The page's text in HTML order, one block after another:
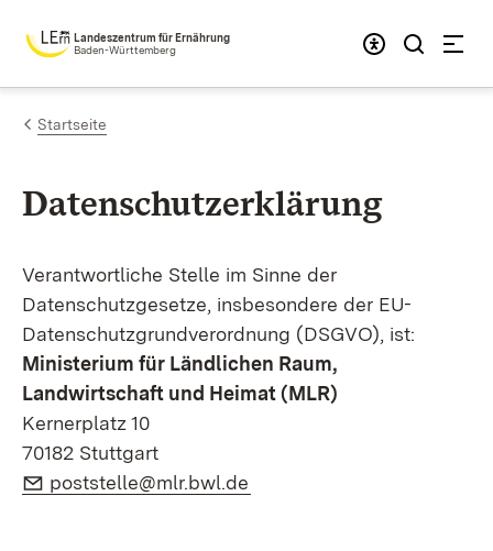
Zum Inhalt springen
Landeszentrum für Ernährung
Baden-Württemberg
Startseite
Datenschutzerklärung
Verantwortliche Stelle im Sinne der
Datenschutzgesetze, insbesondere der EU-
Datenschutzgrundverordnung (DSGVO), ist:
Ministerium für Ländlichen Raum,
Landwirtschaft und Heimat (MLR)
Kernerplatz 10
70182 Stuttgart
E-Mail:
poststelle@mlr.bwl.de